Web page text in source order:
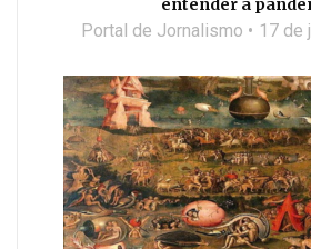
entender a
Portal de Jornalismo 17 de